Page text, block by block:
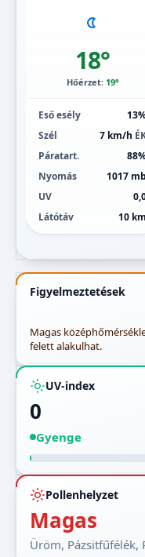
18°
Hőérzet: 19°
Eső esély
Szél
7 km/h
Páratart.
Nyomás
1017 mb
UV
Látótáv
10 km
Figyelmeztetések
Magas
felett alakulhat.
UV-index
0
Gyenge
Pollenhelyzet
Magas
Üröm, Pázsitfűfélék,